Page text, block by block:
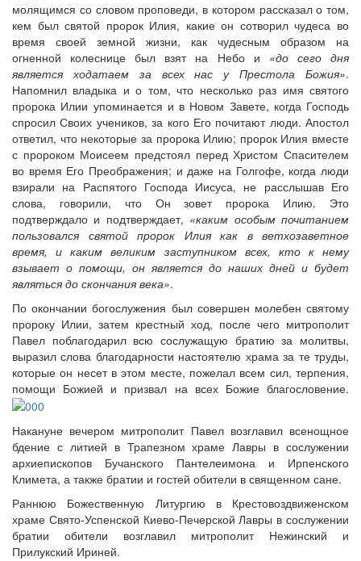
молящимся со словом проповеди, в котором рассказал о том,
кем был святой пророк Илия, какие он сотворил чудеса во
время своей земной жизни, как чудесным образом на
огненной колеснице был взят на Небо и «до сего дня
является ходатаем за всех нас у Престола Божия».
Напомнил владыка и о том, что несколько раз имя святого
пророка Илии упоминается и в Новом Завете, когда Господь
спросил Своих учеников, за кого Его почитают люди. Апостол
ответил, что некоторые за пророка Илию; пророк Илия вместе
с пророком Моисеем предстоял перед Христом Спасителем
во время Его Преображения; и даже на Голгофе, когда люди
взирали на Распятого Господа Иисуса, не расслышав Его
слова, говорили, что Он зовет пророка Илию. Это
подтверждало и подтверждает, «каким особым почитанием
пользовался святой пророк Илия как в ветхозаветное
время, и каким великим заступником всех, кто к нему
взывает о помощи, он является до наших дней и будет
являться до скончания века».
По окончании богослужения был совершен молебен святому
пророку Илии, затем крестный ход, после чего митрополит
Павел поблагодарил всю сослужащую братию за молитвы,
выразил слова благодарности настоятелю храма за те труды,
которые он несет в этом месте, пожелал всем сил, терпения,
помощи Божией и призвал на всех Божие благословение.
Накануне вечером митрополит Павел возглавил всенощное
бдение с литией в Трапезном храме Лавры в сослужении
архиепископов Бучанского Пантелеимона и Ирпенского
Климета, а также братии и гостей обители в священном сане.
Раннюю Божественную Литургию в Крестовоздвиженском
храме Свято-Успенской Киево-Печерской Лавры в сослужении
братии обители возглавил митрополит Нежинский и
Прилукский Ириней.